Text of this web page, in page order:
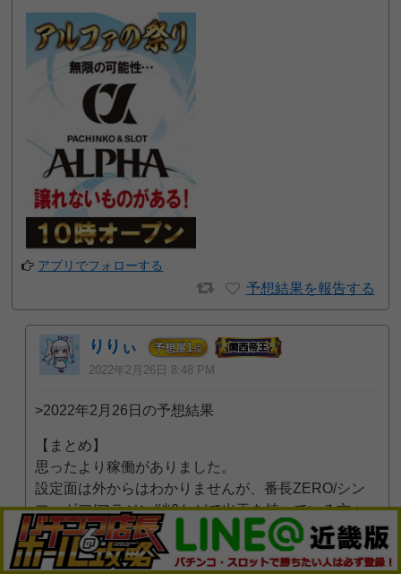
アプリでフォローする
予想結果を報告する
りりぃ 予想屋1位
2022年2月26日 8:48 PM
>2022年2月26日の予想結果
【まとめ】
思ったより稼働がありました。
設定面は外からはわかりませんが、番長ZERO/シン
フォギア/アラジン/絆2などで出玉を持っている方々
がいました。
だいぶ印象としては一時より良くなってきた気がしま